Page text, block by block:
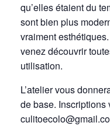
qu’elles étaient du
sont bien plus
vraiment
venez découvrir
utilisation.
L’atelier vous
de base. Inscriptions